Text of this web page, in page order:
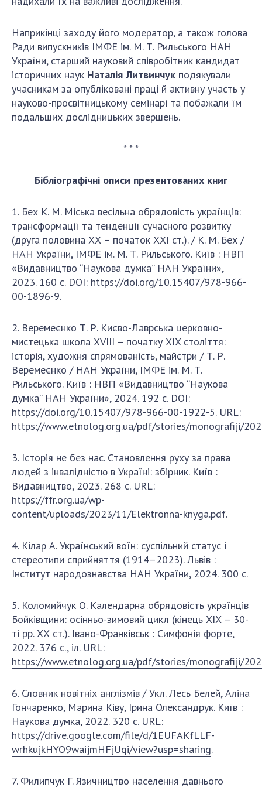
Наприкінці заходу його модератор, а також голова
Ради випускників ІМФЕ ім. М. Т. Рильського НАН
України, старший науковий співробітник кандидат
історичних наук Наталія Литвинчук подякували
учасникам за опубліковані праці й активну участь у
науково-просвітницькому семінарі та побажали їм
подальших дослідницьких звершень.
* * *
Бібліографічні описи презентованих книг
1. Бех К. М. Міська весільна обрядовість українців:
трансформації та тенденції сучасного розвитку
(друга половина ХХ – початок ХХІ ст.). / К. М. Бех /
НАН України, ІМФЕ ім. М. Т. Рильського. Київ : НВП
«Видавництво “Наукова думка” НАН України»,
2023. 160 с. DOI: https://doi.org/10.15407/978-966-
00-1896-9.
2. Веремеєнко Т. Р. Києво-Лаврська церковно-
мистецька школа XVIII – початку XIX століття:
історія, художня спрямованість, майстри / Т. Р.
Веремеєнко / НАН України, ІМФЕ ім. М. Т.
Рильського. Київ : НВП «Видавництво “Наукова
думка” НАН України», 2024. 192 с. DOI:
https://doi.org/10.15407/978-966-00-1922-5. URL:
https://www.etnolog.org.ua/pdf/stories/monografiji/
3. Історія не без нас. Cтановлення руху за права
людей з інвалідністю в Україні: збірник. Київ :
Видавництво, 2023. 268 с. URL:
https://ffr.org.ua/wp-
content/uploads/2023/11/Elektronna-knyga.pdf.
4. Кілар А. Український воїн: суспільний статус і
стереотипи сприйняття (1914–2023). Львів :
Інститут народознавства НАН України, 2024. 300 с.
5. Коломийчук О. Календарна обрядовість українців
Бойківщини: осінньо-зимовий цикл (кінець ХІХ – 30-
ті рр. ХХ ст.). Івано-Франківськ : Симфонія форте,
2022. 376 с., іл. URL:
https://www.etnolog.org.ua/pdf/stories/monografiji/
6. Словник новітніх англізмів / Укл. Лесь Белей, Аліна
Гончаренко, Марина Ківу, Ірина Олександрук. Київ :
Наукова думка, 2022. 320 с. URL:
https://drive.google.com/file/d/1EUFAKfLLF-
wrhkujkHYO9waijmHFjUqi/view?usp=sharing.
7. Филипчук Г. Язичництво населення давнього